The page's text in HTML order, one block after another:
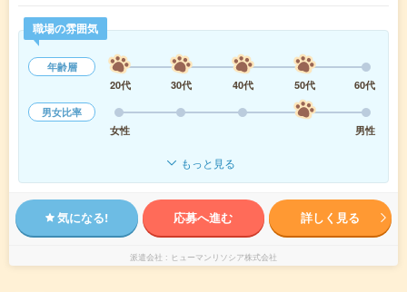
職場の雰囲気
年齢層
20代
30代 40代 50代
60代
男女比率
女性
男性
もっと見る
気になる! 応募へ進む 詳しく見る
派遣会社 ヒューマンリソシア株式会社